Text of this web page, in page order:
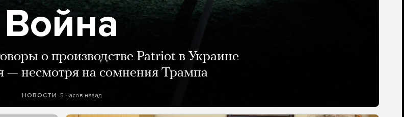
Война
о производстве Patriot в Украине
— несмотря на сомнения Трампа
НОВОСТИ 5 часов назад